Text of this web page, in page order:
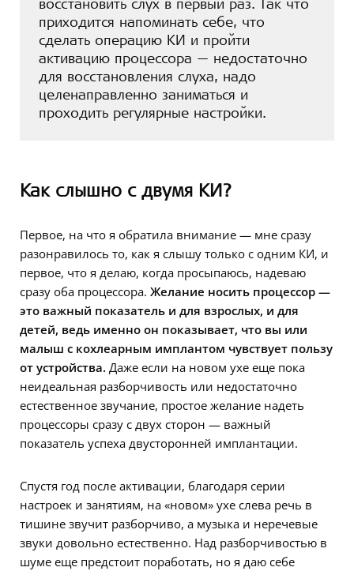
приходится напоминать себе, что
сделать операцию КИ и пройти
активацию процессора — недостаточно
для восстановления слуха, надо
целенаправленно заниматься и
проходить регулярные настройки.
Как слышно с двумя КИ?
Первое, на что я обратила внимание — мне сразу
разонравилось то, как я слышу только с одним КИ, и
первое, что я делаю, когда просыпаюсь, надеваю
сразу оба процессора. Желание носить процессор —
это важный показатель и для взрослых, и для
детей, ведь именно он показывает, что вы или
малыш с кохлеарным имплантом чувствует пользу
от устройства. Даже если на новом ухе еще пока
неидеальная разборчивость или недостаточно
естественное звучание, простое желание надеть
процессоры сразу с двух сторон — важный
показатель успеха двусторонней имплантации.
Спустя год после активации, благодаря серии
настроек и занятиям, на «новом» ухе слева речь в
тишине звучит разборчиво, а музыка и неречевые
звуки довольно естественно. Над разборчивостью в
шуме еще предстоит поработать, но я даю себе